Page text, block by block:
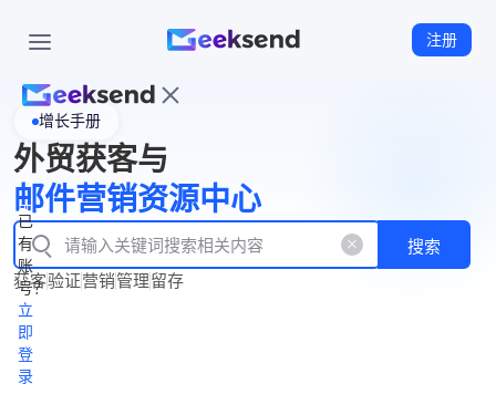
注册
页
WhatsApp
企业号
New
产
品
功
能
产
品
价
格
资
源
中
心
立
即
注
册
已
有
账
号？
立
即
登
录
增长手册
外贸获客与
邮件营销资源中心
搜索
获客验证营销管理留存